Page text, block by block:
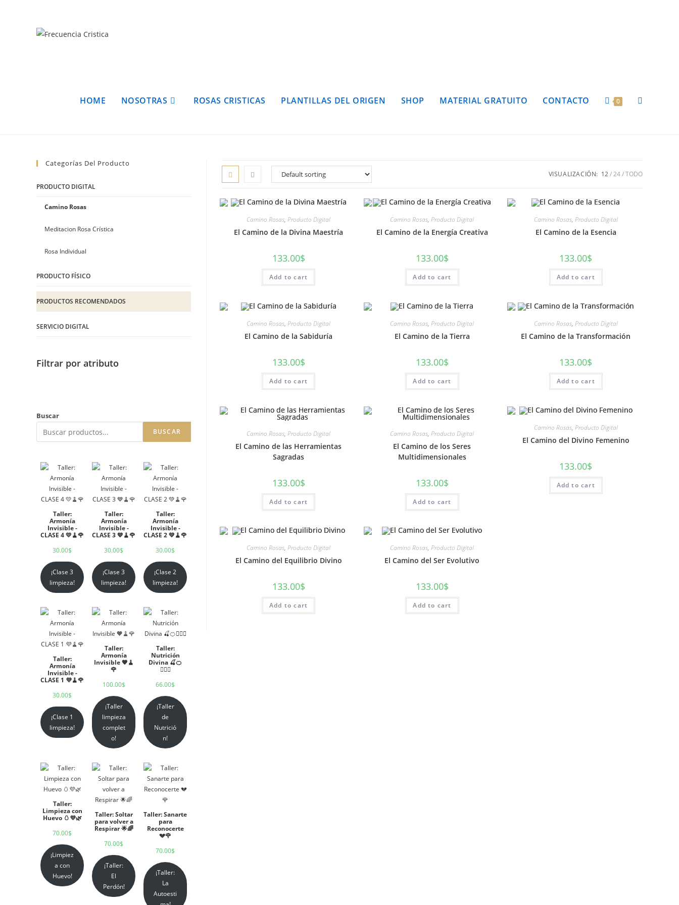
HOME NOSOTRAS ROSAS CRISTICAS PLANTILLAS DEL ORIGEN SHOP MATERIAL GRATUITO CONTACTO 0
VISUALIZACIÓN: 12 24 TODO
Camino Rosas,Producto Digital
El Camino de la Divina Maestría
133.00$
Add to cart
Camino Rosas,Producto Digital
El Camino de la Energía Creativa
133.00$
Add to cart
Camino Rosas, Producto Digital
El Camino de la Esencia
133.00$
Add to cart
Camino Rosas,Producto Digital
El Camino de la Sabiduría
133.00$
Add to cart
Camino Rosas,Producto Digital
El Camino de la Tierra
133.00$
Add to cart
Camino Rosas, Producto Digital
El Camino de la Transformación
133.00$
Add to cart
Camino Rosas,Producto Digital
El Camino de las Herramientas
Sagradas
133.00$
Add to cart
Camino Rosas,Producto Digital
El Camino de los Seres
Multidimensionales
133.00$
Add to cart
Camino Rosas, Producto Digital
El Camino del Divino Femenino
133.00$
Add to cart
Camino Rosas,Producto Digital
El Camino del Equilibrio Divino
133.00$
Add to cart
Camino Rosas,Producto Digital
El Camino del Ser Evolutivo
133.00$
Add to cart
Categorías Del Producto
PRODUCTO DIGITAL
Camino Rosas
Meditacion Rosa Crística
Rosa Individual
PRODUCTO FÍSICO
PRODUCTOS RECOMENDADOS
SERVICIO DIGITAL
Filtrar por atributo
Buscar
BUSCAR
Taller:
Armonía
Invisible -
CLASE 4 💛🧹🌹
30.00$
¡Clase 3
limpieza!
Taller:
Armonía
Invisible -
CLASE 3 💙🧹🌹
30.00$
¡Clase 3
limpieza!
Taller:
Armonía
Invisible -
CLASE 2 💚🧹🌹
30.00$
¡Clase 2
limpieza!
Taller:
Armonía
Invisible -
CLASE 1 💜🧹🌹
30.00$
¡Clase 1
limpieza!
Taller:
Armonía
Invisible 🧡🧹
🌹
100.00$
¡Taller
limpieza
complet
o!
Taller:
Nutrición
Divina 🍒🍊
🧘🏻‍♀️
66.00$
¡Taller
de
Nutrició
n!
Taller:
Limpieza con
Huevo 🥚💜🌿
70.00$
¡Limpiez
a con
Huevo!
Taller: Soltar
para volver a
Respirar 🌟🌈
70.00$
¡Taller:
El
Perdón!
Taller: Sanarte
para
Reconocerte
💔🌹
70.00$
¡Taller:
La
Autoesti